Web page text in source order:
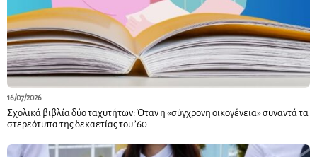
16/07/2026
Σχολικά βιβλία δύο ταχυτήτων: Όταν η «σύγχρονη οικογένεια» συναντά τα
στερεότυπα της δεκαετίας του ’60